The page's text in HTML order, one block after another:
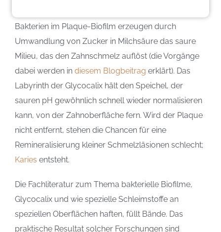
Bakterien im Plaque-Biofilm erzeugen durch
Umwandlung von Zucker in Milchsäure das saure
Milieu, das den Zahnschmelz auflöst (die Vorgänge
dabei werden in diesem Blogbeitrag erklärt). Das
Labyrinth der Glycocalix hält den Speichel, der
sauren pH gewöhnlich schnell wieder normalisieren
kann, von der Zahnoberfläche fern. Wird der Plaque
nicht entfernt, stehen die Chancen für eine
Remineralisierung kleiner Schmelzläsionen schlecht;
Karies entsteht.
Die Fachliteratur zum Thema bakterielle Biofilme,
Glycocalix und wie spezielle Schleimstoffe an
speziellen Oberflächen haften, füllt Bände. Das
praktische Resultat solcher Forschungen sind